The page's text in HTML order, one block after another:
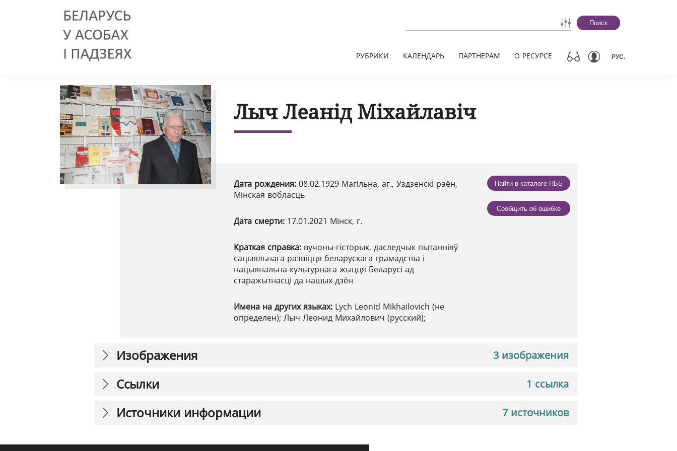
Поиск
РУБРИКИ КАЛЕНДАРЬ ПАРТНЕРАМ О РЕСУРСЕ РУС.
Лыч Леанід Міхайлавіч
Дата рождения: 08.02.1929 Магільна, аг., Уздзенскі раён,
Мінская вобласць
Дата смерти: 17.01.2021 Мінск, г.
Краткая справка: вучоны-гісторык, даследчык пытанніяў
сацыяльнага развіцця беларускага грамадства і
нацыянальна-культурнага жыцця Беларусі ад
старажытнасці да нашых дзён
Имена на других языках: Lych Leonid Mikhailovich (не
определен); Лыч Леонид Михайлович (русский);
Найти в каталоге НББ
Сообщить об ошибке
3 изображения
Изображения
1 ссылка
Ссылки
7 источников
Источники информации